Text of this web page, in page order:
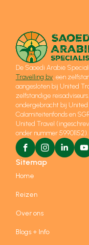
De Saoedi Arabië
Travelling bv, een
aangesloten bij United
zelfstandige
ondergebracht bij United
Calamiteitenfonds en
United Travel
onder nummer 59901152).
Sitemap
Home
Reizen
Over ons
Blogs + Info